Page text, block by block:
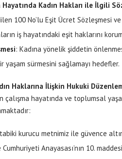
Hayatında Kadın Hakları ile İlgili Sö
100 No’lu Eşit Ücret Sözleşmesi
iş hayatındaki eşit haklarını
: Kadına yönelik şiddetin
yaşam sürmesini sağlamayı hedefler.
Haklarına İlişkin Hukuki
çalışma hayatında ve toplumsal
kurucu metnimiz ile güvence
Anayasası’nın 10.